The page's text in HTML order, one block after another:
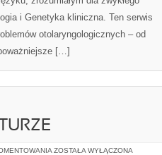
i Genetyka kliniczna. Ten serwis
otolaryngologicznych – od
[…]
GÓRY
ZOSTAŁA WYŁĄCZONA